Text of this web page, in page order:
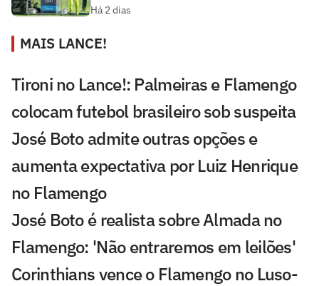
Há 2 dias
MAIS LANCE!
Tironi no Lance!: Palmeiras e Flamengo
colocam futebol brasileiro sob suspeita
José Boto admite outras opções e
aumenta expectativa por Luiz Henrique
no Flamengo
José Boto é realista sobre Almada no
Flamengo: 'Não entraremos em leilões'
Corinthians vence o Flamengo no Luso-